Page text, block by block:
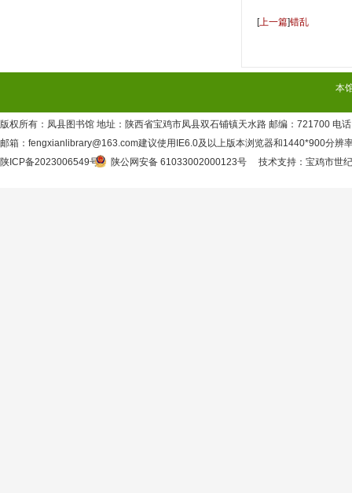
[上一篇]错乱
本
版权所有：凤县图书馆 地址：陕西省宝鸡市凤县双石铺镇天水路 邮编：721700 电
邮箱：fengxianlibrary@163.com建议使用IE6.0及以上版本浏览器和1440*900分辨
陕ICP备2023006549号
陕公网安备 61033002000123号 技术支持 ： 宝鸡市世